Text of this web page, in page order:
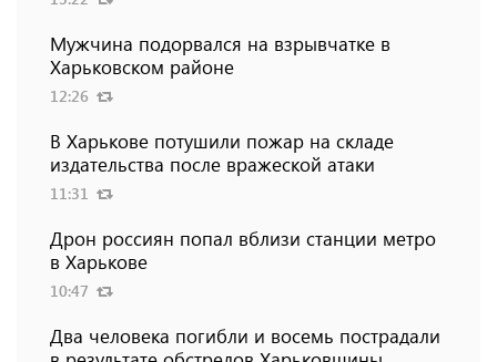
Мужчина подорвался на взрывчатке в
Харьковском районе
12:26
В Харькове потушили пожар на складе
издательства после вражеской атаки
11:31
Дрон россиян попал вблизи станции метро
в Харькове
10:47
Два человека погибли и восемь пострадали